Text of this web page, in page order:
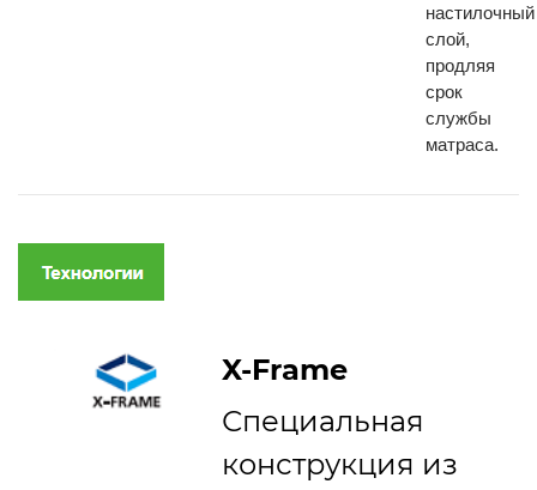
настилочный
слой,
продляя
срок
службы
матраса.
X-Frame
Специальная
конструкция из